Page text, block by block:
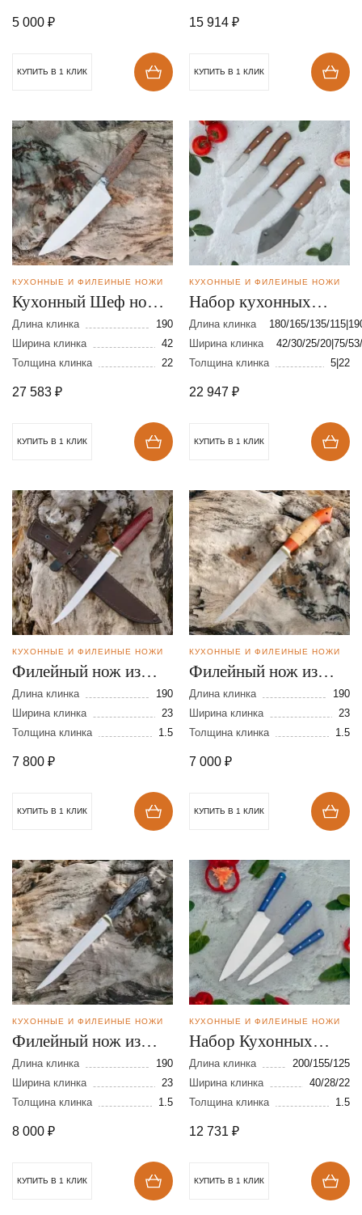
5 000 ₽
КУПИТЬ В 1 КЛИК
15 914 ₽
КУПИТЬ В 1 КЛИК
КУХОННЫЕ И ФИЛЕЙНЫЕ НОЖИ
Кухонный Шеф нож
из порошковой стали
S390
Длина клинка
190
Ширина клинка
42
Толщина клинка
22
27 583 ₽
КУПИТЬ В 1 КЛИК
КУХОННЫЕ И ФИЛЕЙНЫЕ НОЖИ
Набор кухонных
ножей из стали 95Х18
Длина клинка
180/165/135/
Ширина клинка
42/30/25/20|75/
Толщина клинка
5|22
22 947 ₽
КУПИТЬ В 1 КЛИК
КУХОННЫЕ И ФИЛЕЙНЫЕ НОЖИ
Филейный нож из
стали N-690
Длина клинка
190
Ширина клинка
23
Толщина клинка
1.5
7 800 ₽
КУПИТЬ В 1 КЛИК
КУХОННЫЕ И ФИЛЕЙНЫЕ НОЖИ
Филейный нож из
стали N690
Длина клинка
190
Ширина клинка
23
Толщина клинка
1.5
7 000 ₽
КУПИТЬ В 1 КЛИК
КУХОННЫЕ И ФИЛЕЙНЫЕ НОЖИ
Филейный нож из
стали VG-10
Длина клинка
190
Ширина клинка
23
Толщина клинка
1.5
8 000 ₽
КУПИТЬ В 1 КЛИК
КУХОННЫЕ И ФИЛЕЙНЫЕ НОЖИ
Набор Кухонных
ножей из стали AUS-8
Длина клинка
200/155/125
Ширина клинка
40/28/22
Толщина клинка
1.5
12 731 ₽
КУПИТЬ В 1 КЛИК